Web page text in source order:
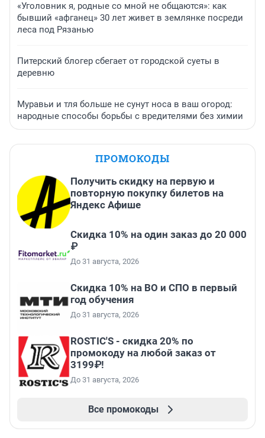
«Уголовник я, родные со мной не общаются»: как
бывший «афганец» 30 лет живет в землянке посреди
леса под Рязанью
Питерский блогер сбегает от городской суеты в
деревню
Муравьи и тля больше не сунут носа в ваш огород:
народные способы борьбы с вредителями без химии
ПРОМОКОДЫ
Получить скидку на первую и
повторную покупку билетов на
Яндекс Афише
Скидка 10% на один заказ до 20 000
₽
До 31 августа, 2026
Скидка 10% на ВО и СПО в первый
год обучения
До 31 августа, 2026
ROSTIC'S - скидка 20% по
промокоду на любой заказ от
3199₽!
До 31 августа, 2026
Все промокоды